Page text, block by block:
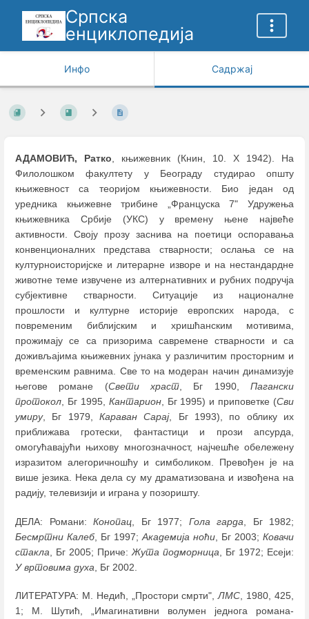
Српска
енциклопедија
Инфо Садржај
АДАМОВИЋ, Ратко, књижевник (Книн, 10. X 1942). На
Филолошком факултету у Београду студирао oпшту
књижевност са теоријом књижевности. Био један од
уредника књижевне трибине „Француска 7" Удружења
књижевника Србије (УКС) у времену њене највеће
активности. Своју прозу заснива на поетици оспоравања
конвенционалних представа стварности; ослања се на
културноисторијске и литерарне изворе и на нестандардне
животне теме извучене из алтернативних и рубних подручја
субјективне стварности. Ситуације из националне
прошлости и културне историје европских народа, с
повременим библијским и хришћанским мотивима,
прожимају се са призорима савремене стварности и са
доживљајима књижевних јунака у различитим просторним и
временским равнима. Све то на модеран начин динамизује
његове романе (Свети храст, Бг 1990,Пагански
протокол, Бг 1995, Кантарион, Бг 1995) и приповетке (Сви
умиру, Бг 1979, Караван Сарај, Бг 1993), по облику их
приближава гротески, фантастици и прози апсурда,
омогућавајући њихову многозначност, најчешће обележену
изразитом алегоричношћу и симболиком. Превођен је на
више језика. Нека дела су му драматизована и извођена на
радију, телевизији и играна у позоришту.
ДЕЛА: Романи: Конопац , Бг 1977; Гола гарда , Бг 1982;
Бесмртни Калеб, Бг 1997; Академија ноћи , Бг 2003; Ковачи
стакла , Бг 2005; Приче: Жута подморница , Бг 1972; Есеји:
У вртовима духа , Бг 2002.
ЛИТЕРАТУРА: М. Недић, „Простори смрти",ЛМС , 1980, 425,
1; М. Шутић, „Имагинативни волумен једнога романа-